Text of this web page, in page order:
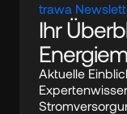
trawa
Ihr
Aktuelle